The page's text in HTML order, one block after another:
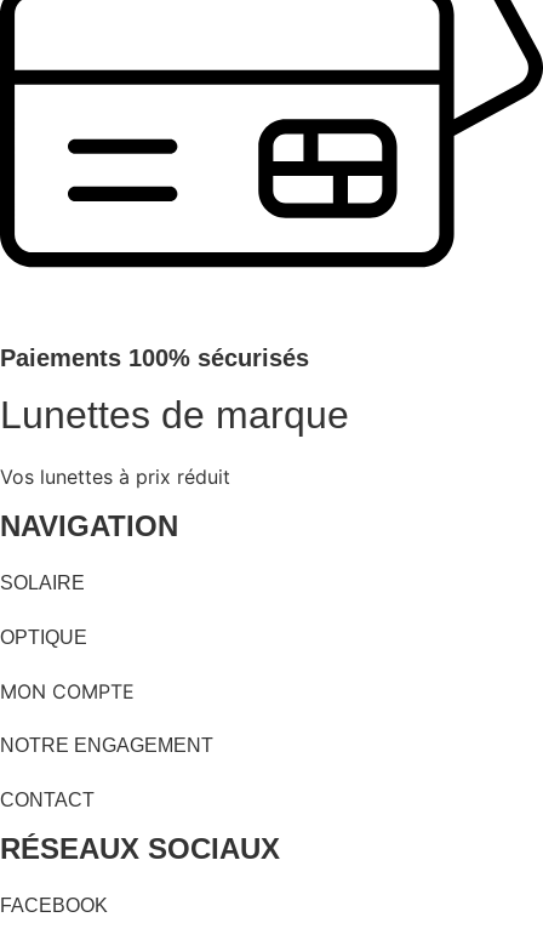
Paiements 100% sécurisés
Lunettes de marque
Vos lunettes à prix réduit
NAVIGATION
SOLAIRE
OPTIQUE
MON COMPTE
NOTRE ENGAGEMENT
CONTACT
RÉSEAUX SOCIAUX
FACEBOOK